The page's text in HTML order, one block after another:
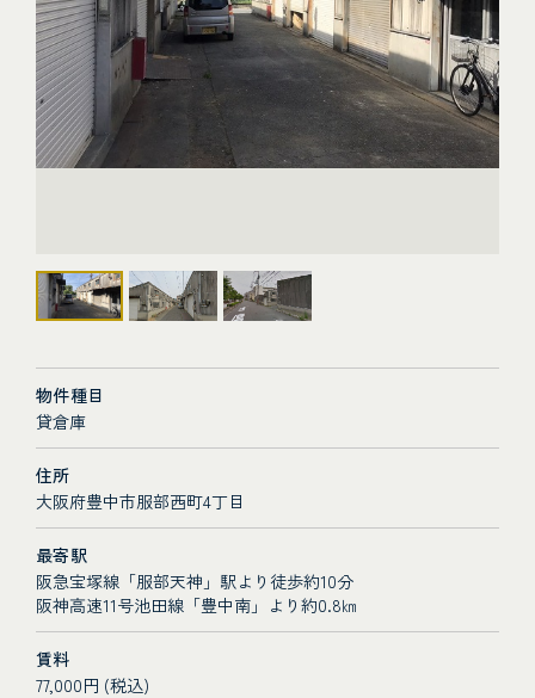
物件種目
貸倉庫
住所
大阪府豊中市服部西町4丁目
最寄駅
阪急宝塚線「服部天神」駅より徒歩約10分
阪神高速11号池田線「豊中南」より約0.8㎞
賃料
77,000円 (税込)